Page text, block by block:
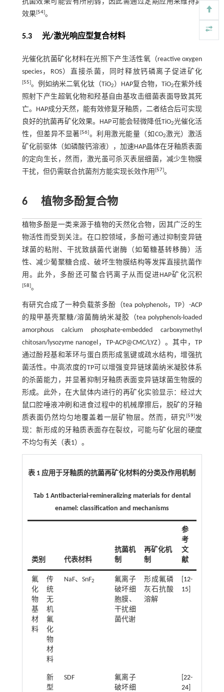
抗菌效果可能会有所削弱，因此需通过定期应用来维持其
效果[54]。
5.3 光/激光响应型复合材料
光催化抗菌矿化材料在光照下产生活性氧（reactive oxygen
species，ROS）直接杀菌，同时释放钙磷离子促进矿化
[55]。例如纳米二氧化钛（TiO2 ）HAP复合物，TiO2在紫外线
照射下产生超氧化物和羟基自由基攻击细菌表面导致其死
亡。HAP成分天然，能有效修复牙釉质，二者结合后可实现
良好的抗菌再矿化效果。HAP可能会轻微降低TiO2光催化活
性，但差异不显著[56]。利用激光能量（如CO2激光）激活
矿化前驱体（如磷酸钙溶液），加速HAP晶体在牙釉质表面
的定向生长，然而，激光虽可杀灭表层细菌，减少生物膜
干扰，但仍需联合抗菌剂方能实现长效作用 [57]。
6植物多酚复合物
植物多酚是一类来源于植物的天然化合物，因其广泛的生
物活性而受到关注。在口腔领域，多酚可通过抑制变异链
球菌的粘附、干扰致龋菌代谢酶（如葡糖基转移酶）活
性、减少葡聚糖合成、破坏生物膜结构等发挥直接抗菌作
用。此外，多酚还可螯合钙离子从而促进HAP矿化沉积
[58]。
有研究合成了一种负载茶多酚（tea polyphenols，TP）-ACP
的羧甲基壳聚糖/溶菌酶纳米凝胶（tea polyphenols-loaded
amorphous calcium phosphate-embedded carboxymethyl
chitosan/lysozyme nanogel，TP-ACP@CMC/LYZ）。其中，TP
通过酚羟基和苯环与蛋白质形成氢键或疏水结构，增强抗
菌活性。中高浓度的TP可以增强变异链球菌纳米凝胶体系
的杀菌能力，并显著抑制牙釉质表面变异链球菌生物膜的
形成。此外，在大鼠体内进行的再矿化实验显示：经过大
鼠口腔唾液冲刷和进食过程中的机械摩擦后，脱矿的牙釉
质表面仍然均匀地覆盖着一层矿物层。然而，研究[59]发
现：新形成的牙釉质表面存在裂纹，可能与矿化层的硬度
不均匀有关（表1）。
表 1 应用于牙釉质的抗菌再矿化材料的分类及作用机制
Tab 1 Antibacterial-remineralizing materials for dental
enamel: classification and mechanisms
类别 代表材料
抗菌机
制
再矿化机
制
参
考
文
献
氟
化
物
基
材
料
传
统
无
机
氟
化
物
材
料
NaF、SnF2
氟离子
破坏细
胞膜、
干扰细
菌代谢
形成氟磷
灰石抗酸
溶解
12-
15]
新
型
SDF
氟离子
破坏细
22-
24]